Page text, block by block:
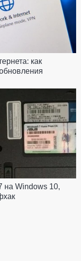
как
на Windows 10,